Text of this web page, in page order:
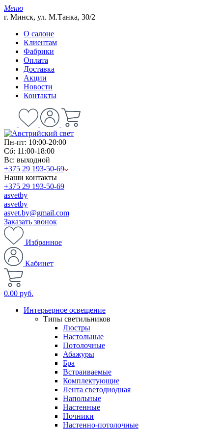
Меню
г. Минск, ул. М.Танка, 30/2
О салоне
Клиентам
Фабрики
Оплата
Доставка
Акции
Новости
Контакты
Пн-пт: 10:00-20:00
Сб: 11:00-18:00
Вс: выходной
+375 29 193-50-69
Наши контакты
+375 29 193-50-69
asvetby
asvetby
asvet.by@gmail.com
Заказать звонок
Избранное
Кабинет
0.00 руб.
Интерьерное освещение
Типы светильников
Люстры
Настольные
Потолочные
Абажуры
Бра
Встраиваемые
Комплектующие
Лента светодиодная
Напольные
Настенные
Ночники
Настенно-потолочные